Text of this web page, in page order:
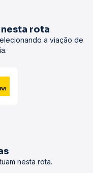
rota
a viação de
nesta rota.